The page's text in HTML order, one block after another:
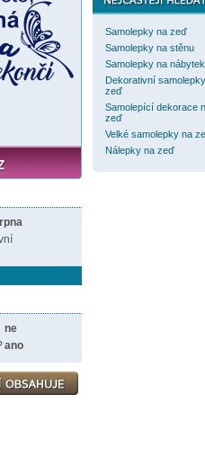
ne
ano
Samolepky na zeď
Samolepky na stěnu
Samolepky na nábytek
Dekorativní
zeď
Samolepící dekorace
zeď
Velké samolepky na
Nálepky na zeď